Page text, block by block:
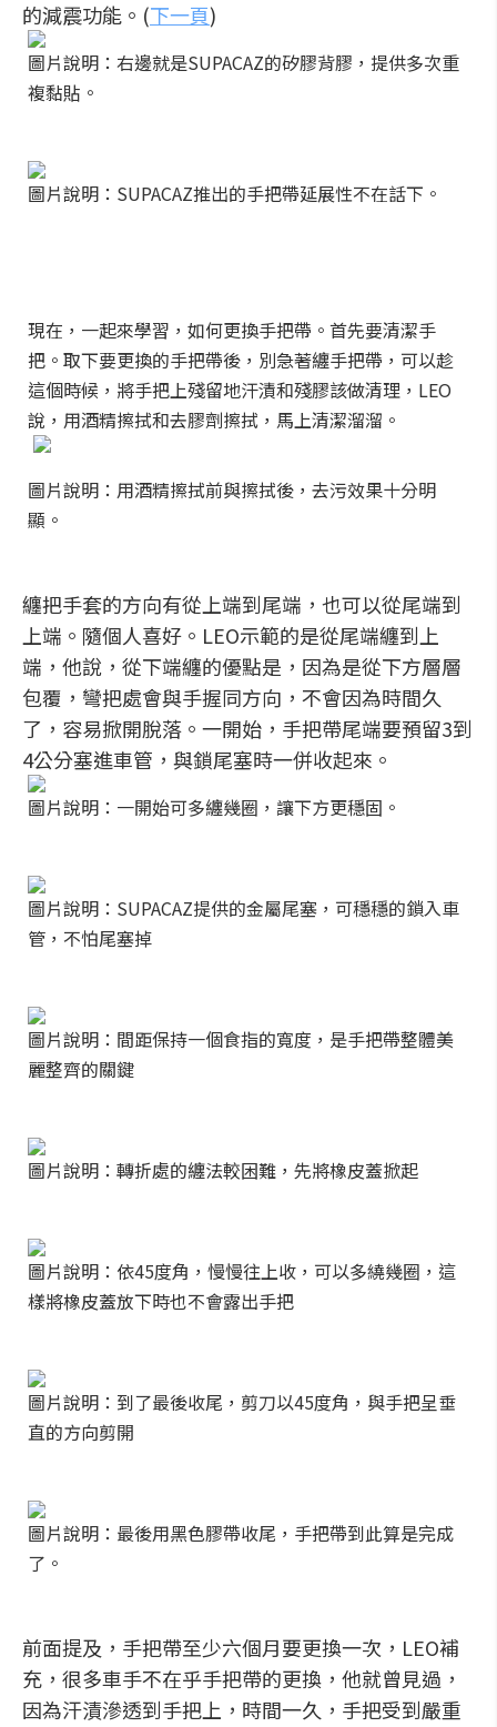
的減震功能。(下一頁)
圖片說明：右邊就是SUPACAZ的矽膠背膠，提供多次重
複黏貼。
圖片說明：SUPACAZ推出的手把帶延展性不在話下。
現在，一起來學習，如何更換手把帶。首先要清潔手
把。取下要更換的手把帶後，別急著纏手把帶，可以趁
這個時候，將手把上殘留地汗漬和殘膠該做清理，LEO
說，用酒精擦拭和去膠劑擦拭，馬上清潔溜溜。
圖片說明：用酒精擦拭前與擦拭後，去污效果十分明
顯。
纏把手套的方向有從上端到尾端，也可以從尾端到
上端。隨個人喜好。LEO示範的是從尾端纏到上
端，他說，從下端纏的優點是，因為是從下方層層
包覆，彎把處會與手握同方向，不會因為時間久
了，容易掀開脫落。一開始，手把帶尾端要預留3到
4公分塞進車管，與鎖尾塞時一併收起來。
圖片說明：一開始可多纏幾圈，讓下方更穩固。
圖片說明：SUPACAZ提供的金屬尾塞，可穩穩的鎖入車
管，不怕尾塞掉
圖片說明：間距保持一個食指的寬度，是手把帶整體美
麗整齊的關鍵
圖片說明：轉折處的纏法較困難，先將橡皮蓋掀起
圖片說明：依45度角，慢慢往上收，可以多繞幾圈，這
樣將橡皮蓋放下時也不會露出手把
圖片說明：到了最後收尾，剪刀以45度角，與手把呈垂
直的方向剪開
圖片說明：最後用黑色膠帶收尾，手把帶到此算是完成
了。
前面提及，手把帶至少六個月要更換一次，LEO補
充，很多車手不在乎手把帶的更換，他就曾見過，
因為汗漬滲透到手把上，時間一久，手把受到嚴重